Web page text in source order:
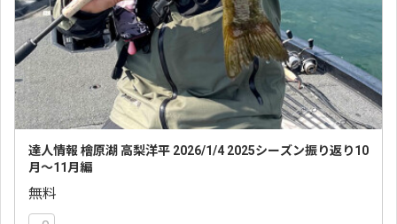
達人情報 檜原湖 高梨洋平 2026/1/4 2025シーズン振り返り10
月〜11月編
無料